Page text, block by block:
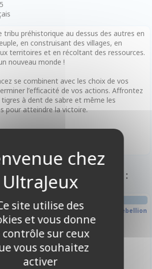
tribu préhistorique au dessus des autres en
en construisant des villages, en
territoires et en récoltant des ressources.
nouveau monde !
se combinent avec les choix de vos
l’efficacité de vos actions. Affrontez
à dent de sabre et même les
pour atteindre la victoire.
heure par parties
également :
Dice Forge : Extension Rebellion
-10%
site utilise des
et vous donne
contrôle sur ceux
vous souhaitez
activer